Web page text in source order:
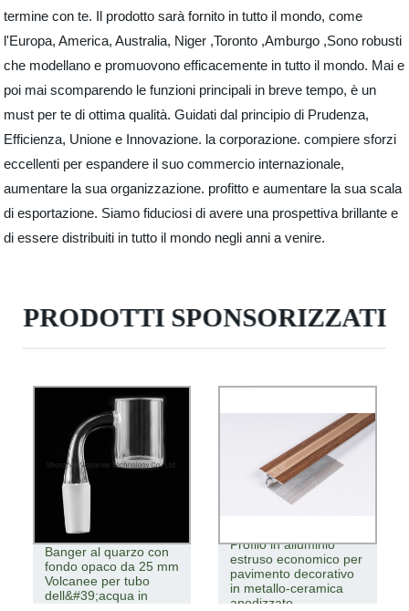
termine con te. Il prodotto sarà fornito in tutto il mondo, come
l'Europa, America, Australia, Niger ,Toronto ,Amburgo ,Sono robusti
che modellano e promuovono efficacemente in tutto il mondo. Mai e
poi mai scomparendo le funzioni principali in breve tempo, è un
must per te di ottima qualità. Guidati dal principio di Prudenza,
Efficienza, Unione e Innovazione. la corporazione. compiere sforzi
eccellenti per espandere il suo commercio internazionale,
aumentare la sua organizzazione. profitto e aumentare la sua scala
di esportazione. Siamo fiduciosi di avere una prospettiva brillante e
di essere distribuiti in tutto il mondo negli anni a venire.
PRODOTTI SPONSORIZZATI
Chiodo di quarzo
Banger al quarzo con
fondo opaco da 25 mm
Volcanee per tubo
dell&#39;acqua in
Profilo in alluminio
estruso economico per
pavimento decorativo
in metallo-ceramica
anodizzato